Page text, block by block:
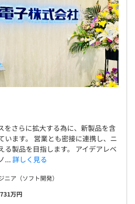
をさらに拡大する為に、新製品を含
います。 営業とも密接に連携し、ニ
る製品を目指します。 アイデアレベ
... 詳しく見る
ニア（ソフト開発）
万円